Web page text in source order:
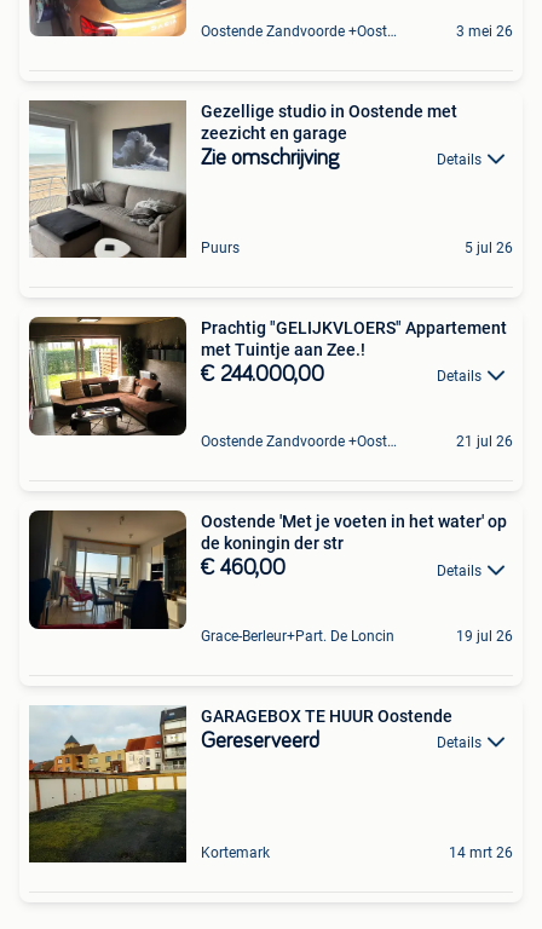
Oostende Zandvoorde +Oostende 3 mei 26
Gezellige studio in Oostende met
zeezicht en garage
Zie omschrijving Details
Puurs 5 jul 26
Prachtig "GELIJKVLOERS" Appartement
met Tuintje aan Zee.!
€ 244.000,00 Details
Oostende Zandvoorde +Oostende 21 jul 26
Oostende 'Met je voeten in het water' op
de koningin der str
€ 460,00 Details
Grace-Berleur+Part. De Loncin 19 jul 26
GARAGEBOX TE HUUR Oostende
Gereserveerd Details
Kortemark 14 mrt 26